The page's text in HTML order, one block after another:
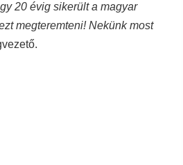
20 évig sikerült a magyar
megteremteni! Nekünk most